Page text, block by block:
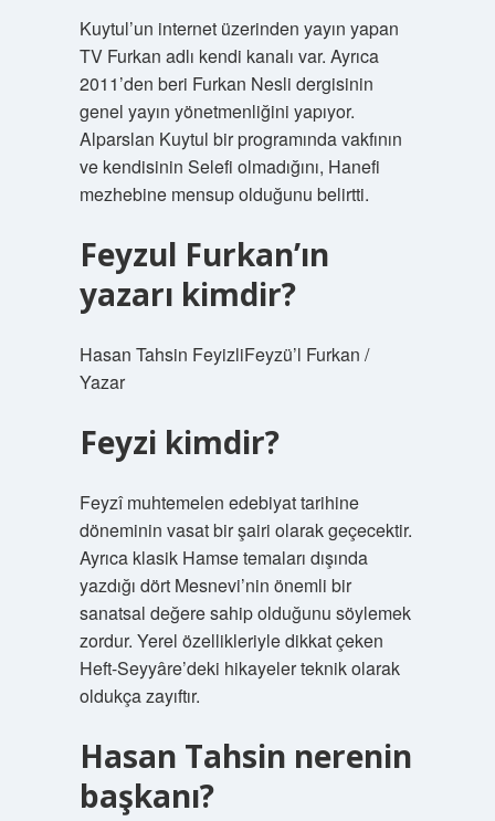
Kuytul’un internet üzerinden yayın yapan
TV Furkan adlı kendi kanalı var. Ayrıca
2011’den beri Furkan Nesli dergisinin
genel yayın yönetmenliğini yapıyor.
Alparslan Kuytul bir programında vakfının
ve kendisinin Selefi olmadığını, Hanefi
mezhebine mensup olduğunu belirtti.
Feyzul Furkan’ın
yazarı kimdir?
Hasan Tahsin FeyizliFeyzü’l Furkan /
Yazar
Feyzi kimdir?
Feyzî muhtemelen edebiyat tarihine
döneminin vasat bir şairi olarak geçecektir.
Ayrıca klasik Hamse temaları dışında
yazdığı dört Mesnevi’nin önemli bir
sanatsal değere sahip olduğunu söylemek
zordur. Yerel özellikleriyle dikkat çeken
Heft-Seyyâre’deki hikayeler teknik olarak
oldukça zayıftır.
Hasan Tahsin nerenin
başkanı?